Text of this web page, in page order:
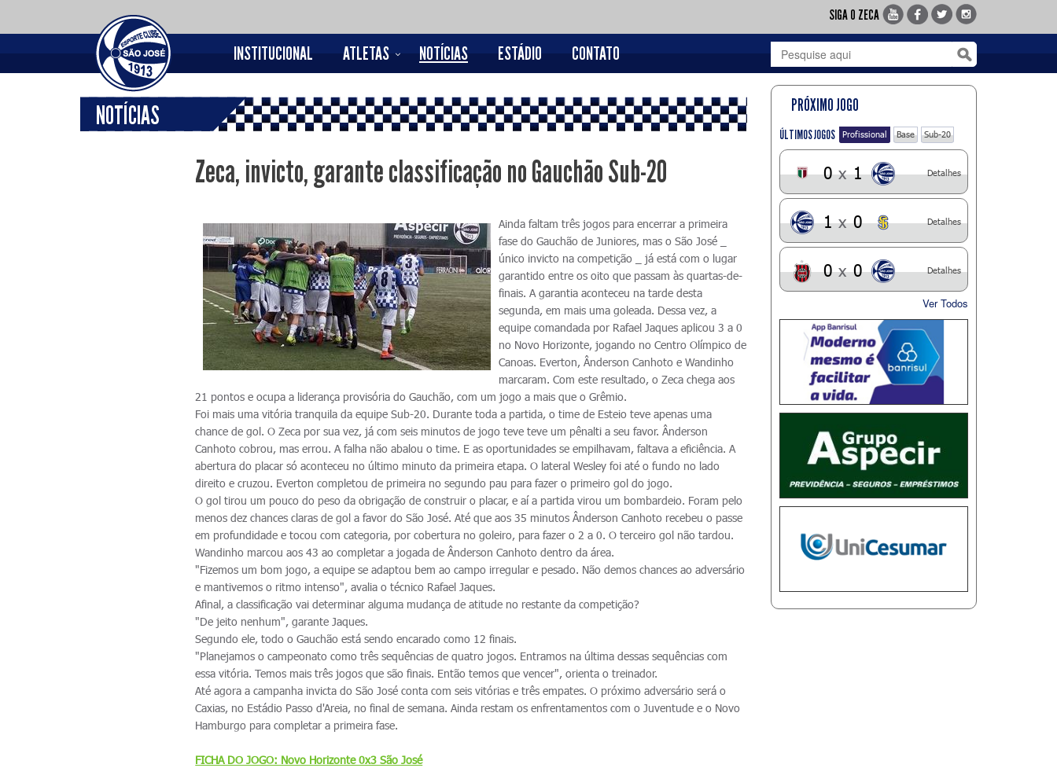
SIGA O ZECA
INSTITUCIONAL ATLETAS NOTÍCIAS ESTÁDIO CONTATO
NOTÍCIAS
Zeca, invicto, garante classificação no Gauchão Sub-20
Ainda faltam três jogos para encerrar a primeira
fase do Gauchão de Juniores, mas o São José _
único invicto na competição _ já está com o lugar
garantido entre os oito que passam às quartas-de-
finais. A garantia aconteceu na tarde desta
segunda, em mais uma goleada. Dessa vez, a
equipe comandada por Rafael Jaques aplicou 3 a 0
no Novo Horizonte, jogando no Centro Olímpico de
Canoas. Everton, Ânderson Canhoto e Wandinho
marcaram. Com este resultado, o Zeca chega aos
21 pontos e ocupa a liderança provisória do Gauchão, com um jogo a mais que o Grêmio.
Foi mais uma vitória tranquila da equipe Sub-20. Durante toda a partida, o time de Esteio teve apenas uma
chance de gol. O Zeca por sua vez, já com seis minutos de jogo teve teve um pênalti a seu favor. Ânderson
Canhoto cobrou, mas errou. A falha não abalou o time. E as oportunidades se empilhavam, faltava a eficiência. A
abertura do placar só aconteceu no último minuto da primeira etapa. O lateral Wesley foi até o fundo no lado
direito e cruzou. Everton completou de primeira no segundo pau para fazer o primeiro gol do jogo.
O gol tirou um pouco do peso da obrigação de construir o placar, e aí a partida virou um bombardeio. Foram pelo
menos dez chances claras de gol a favor do São José. Até que aos 35 minutos Ânderson Canhoto recebeu o passe
em profundidade e tocou com categoria, por cobertura no goleiro, para fazer o 2 a 0. O terceiro gol não tardou.
Wandinho marcou aos 43 ao completar a jogada de Ânderson Canhoto dentro da área.
"Fizemos um bom jogo, a equipe se adaptou bem ao campo irregular e pesado. Não demos chances ao adversário
e mantivemos o ritmo intenso", avalia o técnico Rafael Jaques.
Afinal, a classificação vai determinar alguma mudança de atitude no restante da competição?
"De jeito nenhum", garante Jaques.
Segundo ele, todo o Gauchão está sendo encarado como 12 finais.
"Planejamos o campeonato como três sequências de quatro jogos. Entramos na última dessas sequências com
essa vitória. Temos mais três jogos que são finais. Então temos que vencer", orienta o treinador.
Até agora a campanha invicta do São José conta com seis vitórias e três empates. O próximo adversário será o
Caxias, no Estádio Passo d'Areia, no final de semana. Ainda restam os enfrentamentos com o Juventude e o Novo
Hamburgo para completar a primeira fase.
FICHA DO JOGO: Novo Horizonte 0x3 São José
PRÓXIMO JOGO
ÚLTIMOS JOGOS Profissional Base Sub-20
0 x 1 Detalhes
1 x 0 Detalhes
0 x 0 Detalhes
Ver Todos